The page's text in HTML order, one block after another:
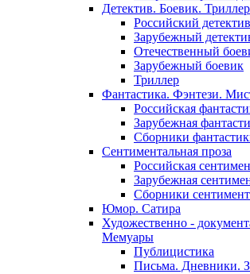
Детектив. Боевик. Триллер
Российский детектив
Зарубежный
Отечественный
Зарубежный боевик
Триллер
Фантастика. Фэнтези.
Российская
Зарубежная
Сборники
Сентиментальная проза
Российская
Зарубежная
Сборники
Юмор. Сатира
Художественно -
Мемуары
Публицистика
Письма. Дневники.